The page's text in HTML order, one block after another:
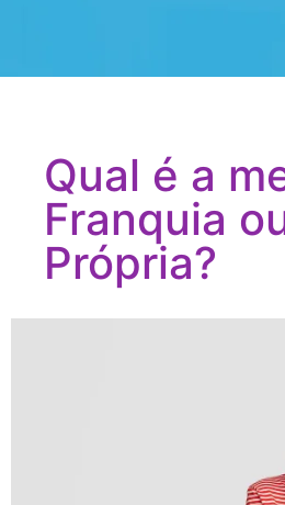
Qual é a
Franquia
Própria?